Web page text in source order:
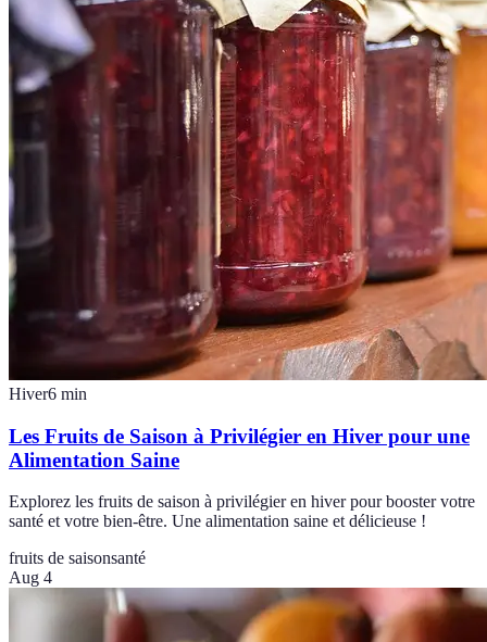
Hiver6 min
Les Fruits de Saison à Privilégier en Hiver pour une
Alimentation Saine
Explorez les fruits de saison à privilégier en hiver pour booster votre
santé et votre bien-être. Une alimentation saine et délicieuse !
fruits de saisonsanté
Aug 4